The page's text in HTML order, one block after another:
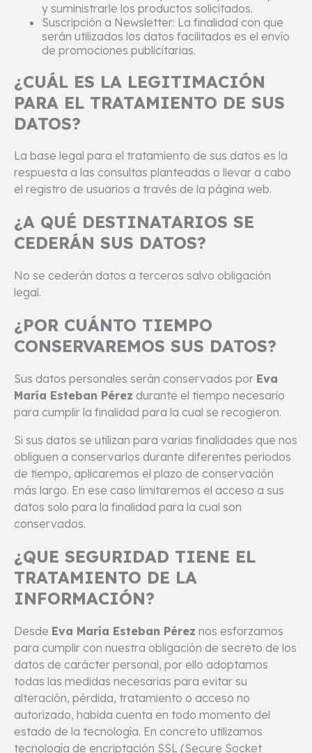
y suministrarle los productos solicitados.
Suscripción a Newsletter: La finalidad con que
serán utilizados los datos facilitados es el envío
de promociones publicitarias.
¿CUÁL ES LA LEGITIMACIÓN
PARA EL TRATAMIENTO DE SUS
DATOS?
La base legal para el tratamiento de sus datos es la
respuesta a las consultas planteadas o llevar a cabo
el registro de usuarios a través de la página web.
¿A QUÉ DESTINATARIOS SE
CEDERÁN SUS DATOS?
No se cederán datos a terceros salvo obligación
legal.
¿POR CUÁNTO TIEMPO
CONSERVAREMOS SUS DATOS?
Sus datos personales serán conservados por Eva
María Esteban Pérez durante el tiempo necesario
para cumplir la finalidad para la cual se recogieron.
Si sus datos se utilizan para varias finalidades que nos
obliguen a conservarlos durante diferentes periodos
de tiempo, aplicaremos el plazo de conservación
más largo. En ese caso limitaremos el acceso a sus
datos solo para la finalidad para la cual son
conservados.
¿QUE SEGURIDAD TIENE EL
TRATAMIENTO DE LA
INFORMACIÓN?
Desde Eva María Esteban Pérez nos esforzamos
para cumplir con nuestra obligación de secreto de los
datos de carácter personal, por ello adoptamos
todas las medidas necesarias para evitar su
alteración, pérdida, tratamiento o acceso no
autorizado, habida cuenta en todo momento del
estado de la tecnología. En concreto utilizamos
tecnología de encriptación SSL (Secure Socket